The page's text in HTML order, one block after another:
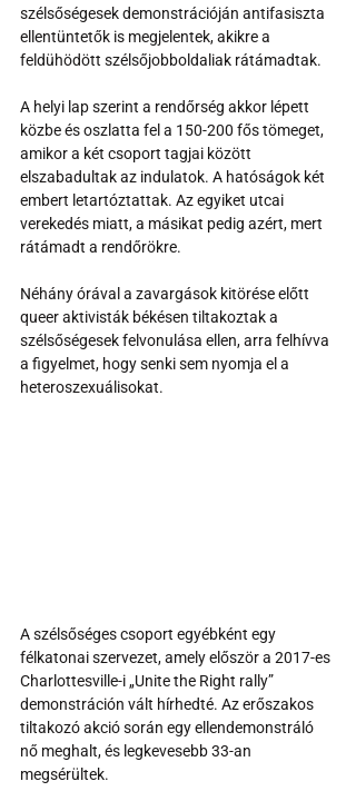
szélsőségesek demonstrációján antifasiszta
ellentüntetők is megjelentek, akikre a
feldühödött szélsőjobboldaliak rátámadtak.
A helyi lap szerint a rendőrség akkor lépett
közbe és oszlatta fel a 150-200 fős tömeget,
amikor a két csoport tagjai között
elszabadultak az indulatok. A hatóságok két
embert letartóztattak. Az egyiket utcai
verekedés miatt, a másikat pedig azért, mert
rátámadt a rendőrökre.
Néhány órával a zavargások kitörése előtt
queer aktivisták békésen tiltakoztak a
szélsőségesek felvonulása ellen, arra felhívva
a figyelmet, hogy senki sem nyomja el a
heteroszexuálisokat.
A szélsőséges csoport egyébként egy
félkatonai szervezet, amely először a 2017-es
Charlottesville-i „Unite the Right rally”
demonstráción vált hírhedté. Az erőszakos
tiltakozó akció során egy ellendemonstráló
nő meghalt, és legkevesebb 33-an
megsérültek.